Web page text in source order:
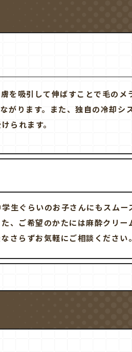
を吸引して伸ばすことで毛のメ
がります。また、独自の冷却シ
られます。
生ぐらいのお子さんにもスムー
、ご希望のかたには麻酔クリー
さらずお気軽にご相談ください。